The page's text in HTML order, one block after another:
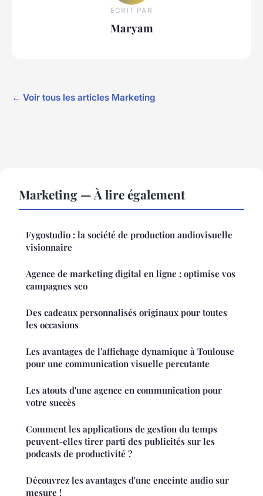
ECRIT PAR
Maryam
← Voir tous les articles Marketing
Marketing — À lire également
Fygostudio : la société de production audiovisuelle
visionnaire
Agence de marketing digital en ligne : optimise vos
campagnes seo
Des cadeaux personnalisés originaux pour toutes
les occasions
Les avantages de l'affichage dynamique à Toulouse
pour une communication visuelle percutante
Les atouts d'une agence en communication pour
votre succès
Comment les applications de gestion du temps
peuvent-elles tirer parti des publicités sur les
podcasts de productivité ?
Découvrez les avantages d'une enceinte audio sur
mesure !